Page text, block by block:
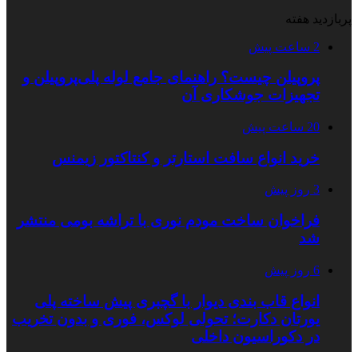
پربازدید هفته
2 ساعت پیش
پروپیلن چیست؟ راهنمای جامع لوله پلی‌پروپیلن و
تجهیزات جوشکاری آن
20 ساعت پیش
خرید انواع سافت استارتر و کنتاکتور زیمنس
3 روز پیش
فراخوان ساخت مودم نوری با تراشه بومی منتشر
شد
6 روز پیش
انواع قاب بندی دیوار با گچبری پیش ساخته پلی
یورتان دکارت؛ تحولی لوکس، فوری و بدون تخریب
در دکوراسیون داخلی